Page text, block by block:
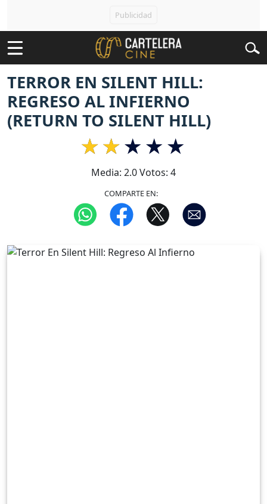
TERROR EN SILENT HILL:
REGRESO AL INFIERNO
(RETURN TO SILENT HILL)
Media: 2.0Votos: 4
COMPARTE EN: